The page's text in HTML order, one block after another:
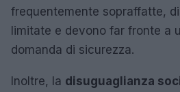
frequentemente sopraffatte,
limitate e devono far fronte a
domanda di sicurezza.
Inoltre, la disuguaglianza